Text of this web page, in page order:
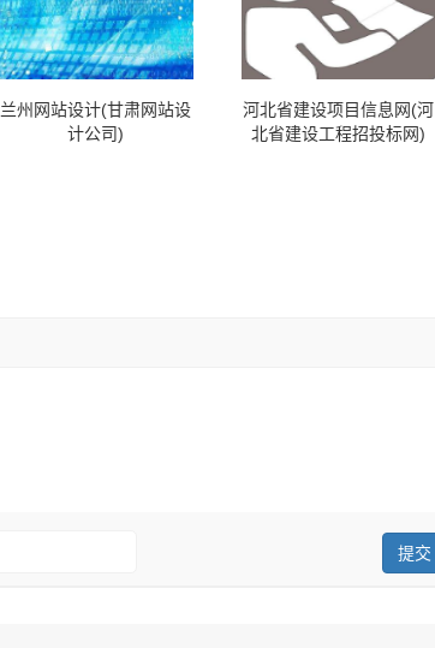
兰州网站设计(甘肃网站设
计公司)
河北省建设项目信息网(河
北省建设工程招投标网)
提交